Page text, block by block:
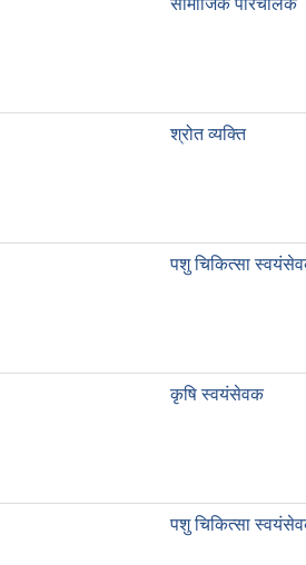
सामाजिक परिचालक
श्रोत व्यक्ति
पशु चिकित्सा
कृषि स्वयंसेवक
पशु चिकित्सा